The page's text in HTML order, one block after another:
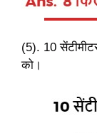
(5). 10
को।